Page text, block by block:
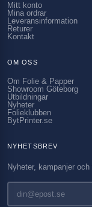
Mitt konto
Mina ordrar
Leveransinformation
Returer
Kontakt
OM OSS
Om Folie & Papper
Showroom Göteborg
Utbildningar
Nyheter
Folieklubben
BytPrinter.se
NYHETSBREV
Nyheter, kampanjer